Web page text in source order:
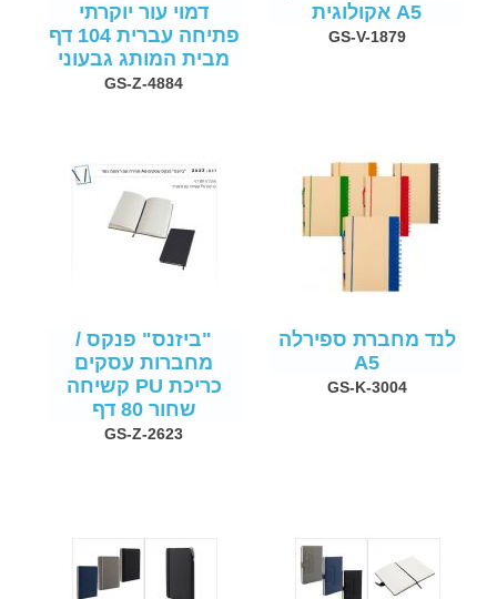
A5 אקולוגית
GS-V-1879
דמוי עור יוקרתי
פתיחה עברית 104 דף
מבית המותג גבעוני
GS-Z-4884
לנד מחברת ספירלה
A5
GS-K-3004
"ביזנס" פנקס /
מחברות עסקים
כריכת PU קשיחה
שחור 80 דף
GS-Z-2623